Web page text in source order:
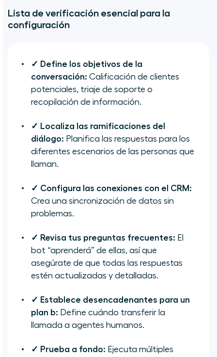
Lista de verificación esencial para la
configuración
✓ Define los objetivos de la
conversación: Calificación de clientes
potenciales, triaje de soporte o
recopilación de información.
✓ Localiza las ramificaciones del
diálogo: Planifica las respuestas para los
diferentes escenarios de las personas que
llaman.
✓ Configura las conexiones con el CRM:
Crea una sincronización de datos sin
problemas.
✓ Revisa tus preguntas frecuentes: El
bot “aprenderá” de ellas, así que
asegúrate de que todas las respuestas
estén actualizadas y detalladas.
✓ Establece desencadenantes para un
plan b: Define cuándo transferir la
llamada a agentes humanos.
✓ Prueba a fondo: Ejecuta múltiples